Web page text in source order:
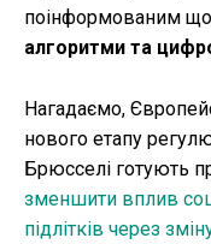
поінформованим
алгоритми та
Нагадаємо,
нового етапу
Брюсселі готують
зменшити вплив
підлітків через